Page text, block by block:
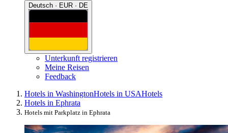
Deutsch · EUR · DE
Unterkunft registrieren
Meine Reisen
Feedback
Hotels in WashingtonHotels in USAHotels
Hotels in Ephrata
Hotels mit Parkplatz in Ephrata